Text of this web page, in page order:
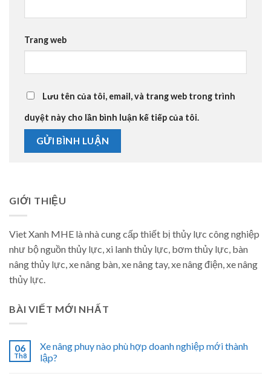
Trang web
Lưu tên của tôi, email, và trang web trong trình
duyệt này cho lần bình luận kế tiếp của tôi.
GIỚI THIỆU
Viet Xanh MHE là nhà cung cấp thiết bị thủy lực công nghiệp
như bộ nguồn thủy lực, xi lanh thủy lực, bơm thủy lực, bàn
nâng thủy lực, xe nâng bàn, xe nâng tay, xe nâng điện, xe nâng
thủy lực.
BÀI VIẾT MỚI NHẤT
06
Th8
Xe nâng phuy nào phù hợp doanh nghiệp mới thành
lập?